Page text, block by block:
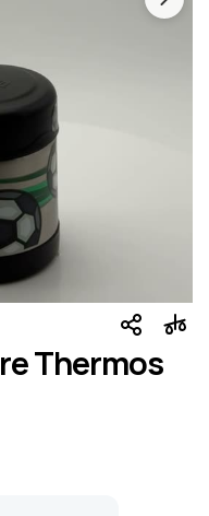
Thermos